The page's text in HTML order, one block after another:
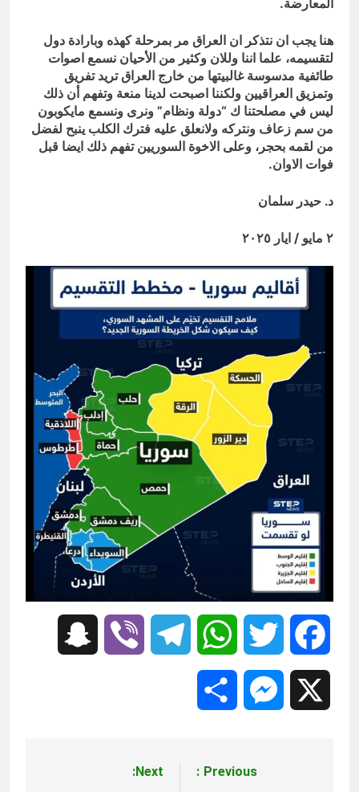
المعارضة.
هنا يجب ان نتذكر ان العراق مر بمرحلة كهذه وبارادة دول
لتقسيمه، علما اننا وللان وكثير من الأحيان نسمع اصوات
طائفية مدسوسة غالبيتها من خارج العراق تريد تفريق
وتمزيق العراقيين ولكننا اصبحت لدينا منعة وتفهم أن ذلك
ليس في مصلحتنا ك “دولة ونظام” ونرى ونسمع مايكوبون
من سم زعاف ونتركه ولانعلق عليه فترك الكلب ينبح لفضل
من لقمه بحجر، وعلى الاخوة السوريين تفهم ذلك ايضا قبل
فوات الاوان.
د. حيدر سلمان
٢ مايو / ايار ٢٠٢٥
Facebook
Twitter
WhatsApp
Telegram
Viber
Messenger
Previous:
Next: